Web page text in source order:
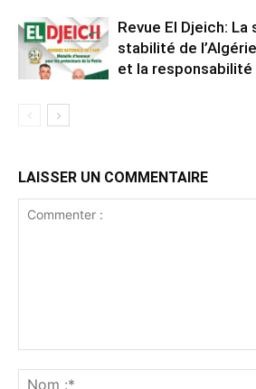
Revue El Djeich:
stabilité de
et la responsabilité
LAISSER UN COMMENTAIRE